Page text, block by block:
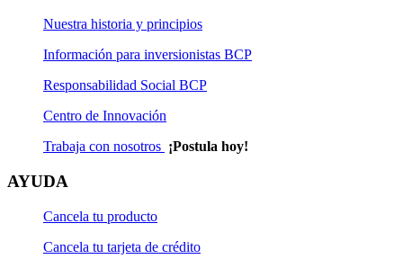
Nuestra historia y principios
Información para inversionistas BCP
Responsabilidad Social BCP
Centro de Innovación
Trabaja con nosotros ¡Postula hoy!
AYUDA
Cancela tu producto
Cancela tu tarjeta de crédito